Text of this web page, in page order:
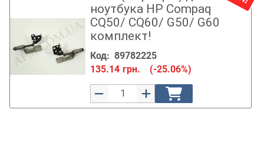
ноутбука HP Compaq
CQ50/ CQ60/ G50/ G60
комплект!
Код: 89782225
135.14 грн. (-25.06%)